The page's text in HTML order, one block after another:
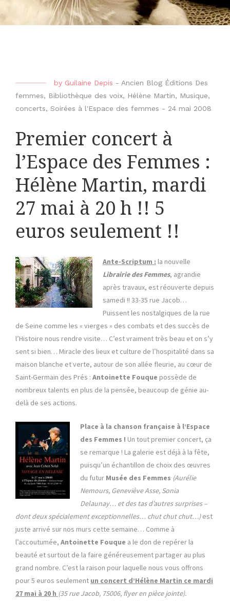
by Guilaine Depis - Ancien Blog Éditions Des
femmes, Bibliothèque des voix, Hélène Martin, Musique,
concerts, Soirées à l'Espace des femmes - 24 mai 2008
Premier concert à
l’Espace des Femmes :
Hélène Martin, mardi
27 mai à 20 h !! 5
euros seulement !!
Ante-Scriptum : la nouvelle
Librairie des Femmes, agrandie
après travaux, est réouverte depuis
samedi !! 33-35 rue Jacob…
Puissent les nostalgiques de la rue
de Seine comme les « vierges » des combats et des succès de
l’Histoire nous rendre visite… C’est vraiment très beau et on s’y
sent si bien… Miracle des lieux et culture de l’hospitalité dans sa
maison blanche et verte, autour de son allée fleurie, au cœur de
Saint-Germain des Prés : Antoinette Fouque possède de
nombreux talents en plus de la pensée, beaucoup de génie au-
delà de ses actions.
Place à la chanson française à l’Espace
des Femmes ! Un tout premier concert, ça
se remarque ! La galerie est déjà à la fête,
puisqu’un échantillon de choix des œuvres
du futur Musée des Femmes (Aurélie
Nemours, Geneviève Asse, Sonia
Delaunay… et des tas d’autres surprises –
dont deux spécialement exceptionnelles… chut chut chut…)est
juste arrivé sur nos murs cette semaine… Comme à
l’accoutumée, Antoinette Fouque a le don de repérer la
beauté et surtout de la faire généreusement partager au plus
grand nombre. C’est la raison pour laquelle nous vous offrons
pour 5 euros seulement un concert d’Hélène Martin ce mardi
27 mai à 20 h (35 rue Jacob, 75006, flyer en pièce jointe).